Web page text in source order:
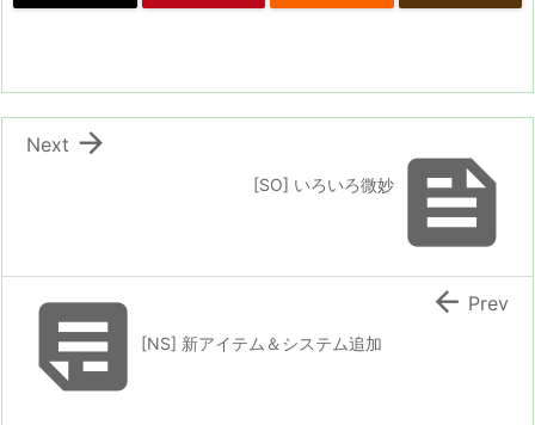

[SO] いろいろ微妙

Next
[NS] 新アイテム＆システム追加
 Prev